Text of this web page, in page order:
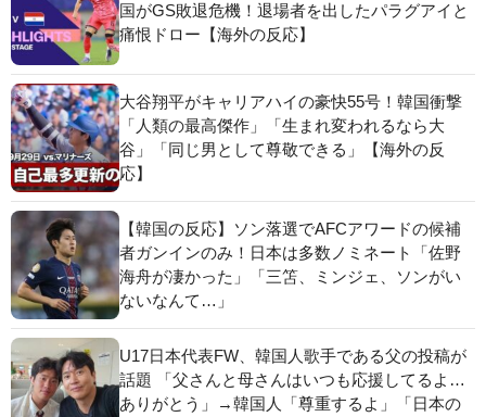
国がGS敗退危機！退場者を出したパラグアイと
痛恨ドロー【海外の反応】
大谷翔平がキャリアハイの豪快55号！韓国衝撃
「人類の最高傑作」「生まれ変われるなら大
谷」「同じ男として尊敬できる」【海外の反
応】
【韓国の反応】ソン落選でAFCアワードの候補
者ガンインのみ！日本は多数ノミネート「佐野
海舟が凄かった」「三笘、ミンジェ、ソンがい
ないなんて…」
U17日本代表FW、韓国人歌手である父の投稿が
話題 「父さんと母さんはいつも応援してるよ…
ありがとう」→韓国人「尊重するよ」「日本の